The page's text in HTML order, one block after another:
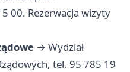
00. Rezerwacja wizyty
→ Wydział
tel. 95 785 19